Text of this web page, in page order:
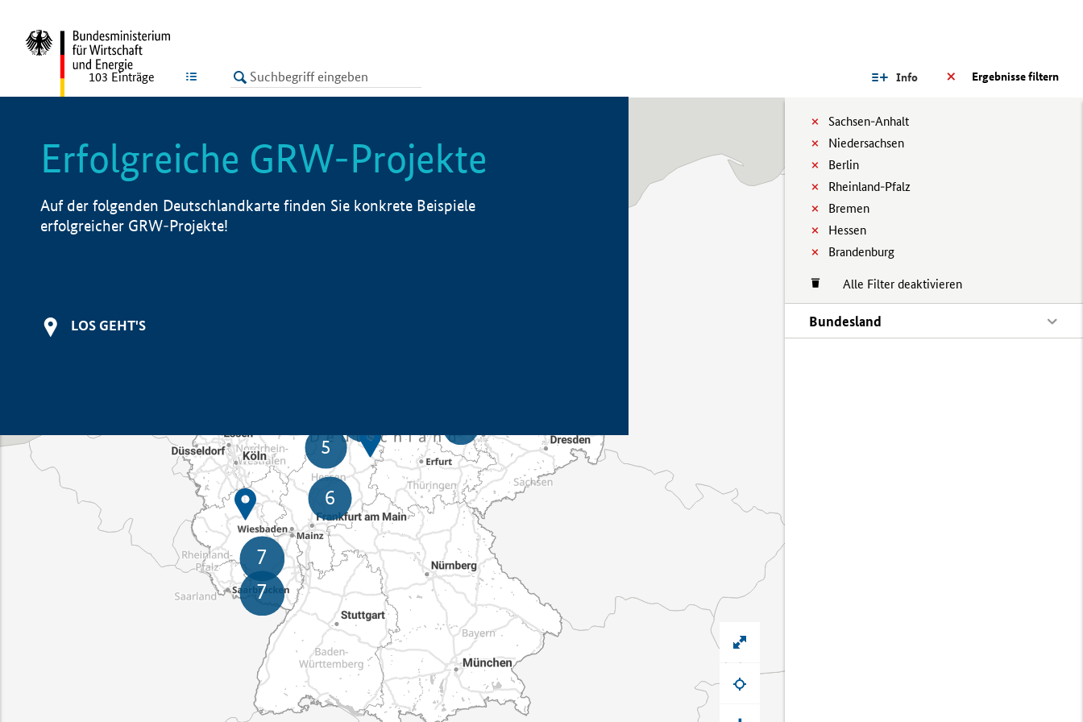
LISTE Ergebnisse filtern
Info
Sachsen-Anhalt
Niedersachsen
Berlin
Rheinland-Pfalz
Bremen
Hessen
Brandenburg
Alle Filter deaktivieren
Bundesland
103 Einträge
Erfolgreiche GRW-Projekte
Auf der folgenden Deutschlandkarte finden Sie konkrete Beispiele
erfolgreicher GRW-Projekte!
LOS GEHT'S